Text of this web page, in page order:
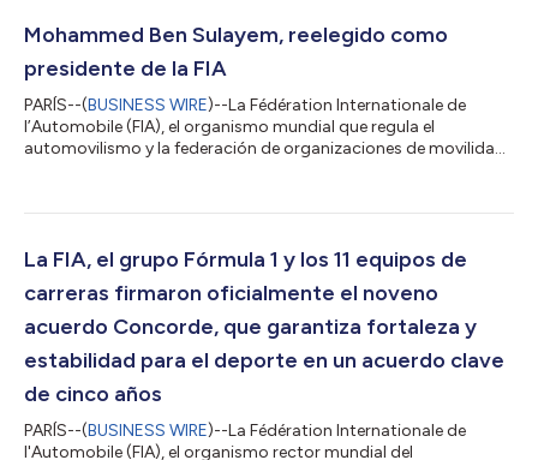
versión oficial y autorizada del mismo. Esta traducción es
Mohammed Ben Sulayem, reelegido como
presidente de la FIA
PARÍS--(BUSINESS WIRE)--La Fédération Internationale de
l’Automobile (FIA), el organismo mundial que regula el
automovilismo y la federación de organizaciones de movilidad
presidencial por la asamblea general en Taskent, República de
Sulayem inicia su segundo mandato de cuatro años, luego de
liderar un período de re...
La FIA, el grupo Fórmula 1 y los 11 equipos de
carreras firmaron oficialmente el noveno
acuerdo Concorde, que garantiza fortaleza y
estabilidad para el deporte en un acuerdo clave
de cinco años
PARÍS--(BUSINESS WIRE)--La Fédération Internationale de
l'Automobile (FIA), el organismo rector mundial del